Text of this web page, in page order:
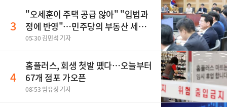
3
"오세훈이 주택 공급 않아" "입법과
정에 반영"…민주당의 부동산 세제
개편 해법은
05:30 김민석 기자
4
홈플러스, 회생 첫발 뗐다…오늘부터
67개 점포 가오픈
08:53 임유정 기자